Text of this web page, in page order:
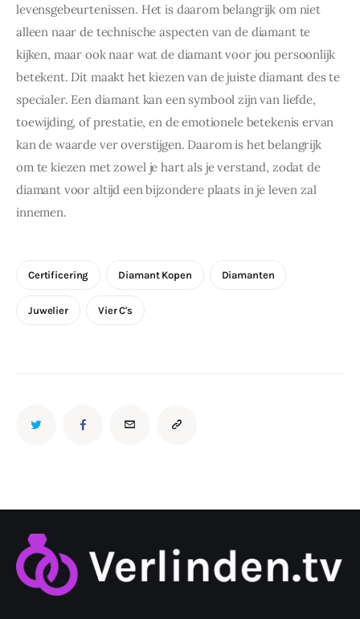
levensgebeurtenissen. Het is daarom belangrijk om niet
alleen naar de technische aspecten van de diamant te
kijken, maar ook naar wat de diamant voor jou persoonlijk
betekent. Dit maakt het kiezen van de juiste diamant des te
specialer. Een diamant kan een symbool zijn van liefde,
toewijding, of prestatie, en de emotionele betekenis ervan
kan de waarde ver overstijgen. Daarom is het belangrijk
om te kiezen met zowel je hart als je verstand, zodat de
diamant voor altijd een bijzondere plaats in je leven zal
innemen.
Certificering Diamant Kopen Diamanten
Juwelier Vier C's